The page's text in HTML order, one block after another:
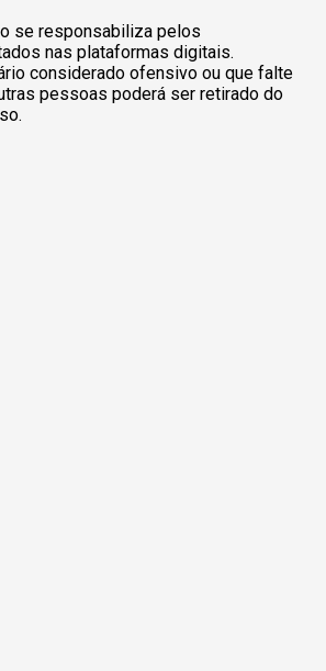
se responsabiliza pelos
nas plataformas digitais.
considerado ofensivo ou que falte
pessoas poderá ser retirado do